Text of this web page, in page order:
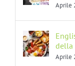
Aprile
della
Aprile